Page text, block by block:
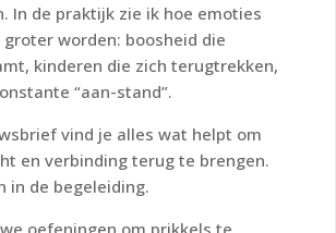
In de praktijk zie ik hoe emoties
groter worden: boosheid die
kinderen die zich terugtrekken,
“aan-stand”.
vind je alles wat helpt om
en verbinding terug te brengen.
in de begeleiding.
oefeningen om prikkels te